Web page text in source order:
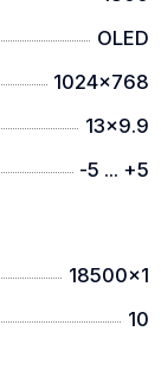
тих, хто
OLED
1024x768
13x9.9
-5 ... +5
18500x1
10